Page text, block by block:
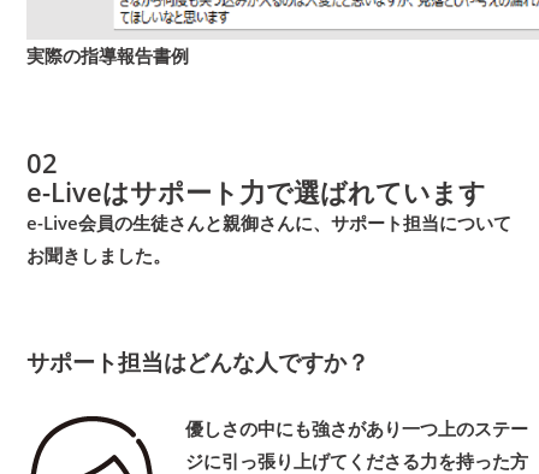
実際の指導報告書例
02
e-Liveはサポート力で選ばれています
e-Live会員の生徒さんと親御さんに、サポート担当について
お聞きしました。
サポート担当はどんな人ですか？
優しさの中にも強さがあり一つ上のステー
ジに引っ張り上げてくださる力を持った方